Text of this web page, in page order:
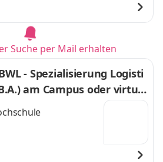
Suche per Mail erhalten
- Spezialisierung Logisti
am Campus oder virtuel